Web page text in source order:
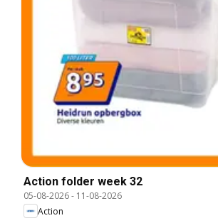
Action folder week 32
05-08-2026- 11-08-2026
Action